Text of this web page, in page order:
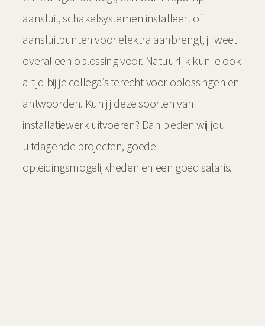
aansluit, schakelsystemen installeert of
aansluitpunten voor elektra aanbrengt, jij weet
overal een oplossing voor. Natuurlijk kun je ook
altijd bij je collega’s terecht voor oplossingen en
antwoorden. Kun jij deze soorten van
installatiewerk uitvoeren? Dan bieden wij jou
uitdagende projecten, goede
opleidingsmogelijkheden en een goed salaris.